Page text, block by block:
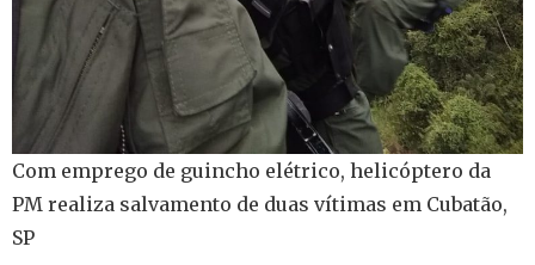
Com emprego de guincho elétrico, helicóptero da
PM realiza salvamento de duas vítimas em Cubatão,
SP